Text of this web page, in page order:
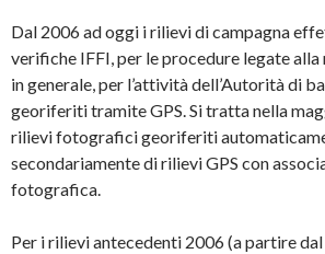
Dal 2006 ad oggi i rilievi di campagna
verifiche IFFI, per le procedure legate alla
in generale, per l’attività dell’Autorità di
georiferiti tramite GPS. Si tratta nella
rilievi fotografici georiferiti
secondariamente di rilievi GPS con
fotografica.
Per i rilievi antecedenti 2006 (a partire